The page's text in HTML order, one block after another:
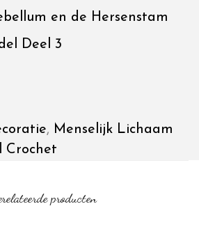
en de Hersenstam
Deel 3
, Menselijk Lichaam
Crochet
producten